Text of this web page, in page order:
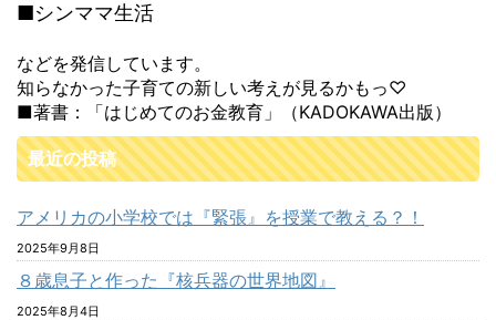
■シンママ生活
などを発信しています。
知らなかった子育ての新しい考えが見るかもっ♡
■著書：「はじめてのお金教育」（KADOKAWA出版）
最近の投稿
アメリカの小学校では『緊張』を授業で教える？！
2025年9月8日
８歳息子と作った『核兵器の世界地図』
2025年8月4日